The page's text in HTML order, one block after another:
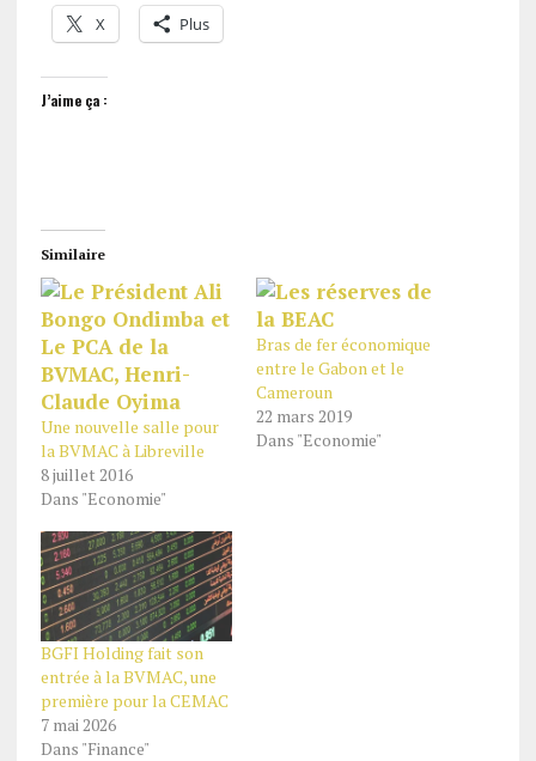
X Plus
J’aime ça :
Similaire
Une nouvelle salle pour
la BVMAC à Libreville
8 juillet 2016
Dans "Economie"
Bras de fer économique
entre le Gabon et le
Cameroun
22 mars 2019
Dans "Economie"
BGFI Holding fait son
entrée à la BVMAC, une
première pour la CEMAC
7 mai 2026
Dans "Finance"